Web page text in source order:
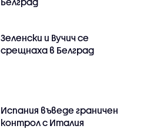
Зеленски и Вучич се
срещнаха в Белград
Испания въведе граничен
контрол с Италия